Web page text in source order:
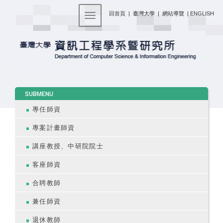
回首頁 | 臺灣大學 | 網站導覽 | ENGLISH
Toggle navigation
SUBMENU
專任師資
專案計畫師資
講座教授、中研院院士
客座師資
合聘教師
兼任師資
退休教師